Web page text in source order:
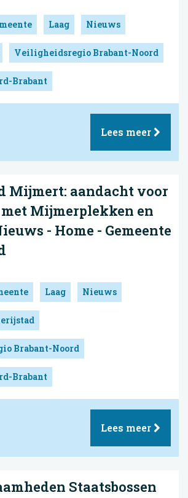
Laag Nieuws
Veiligheidsregio Brabant-Noord
Brabant
Lees meer
Mijmert: aandacht voor
Mijmerplekken en
- Home - Gemeente
Laag Nieuws
Brabant-Noord
Brabant
Lees meer
Staatsbossen